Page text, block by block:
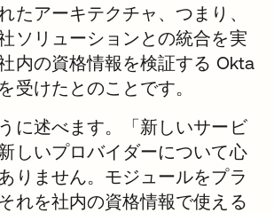
たアーキテクチャ、つまり、
ソリューションとの統合を実
内の資格情報を検証する Okta
受けたとのことです。
に述べます。「新しいサービ
しいプロバイダーについて心
りません。モジュールをプラ
れを社内の資格情報で使える